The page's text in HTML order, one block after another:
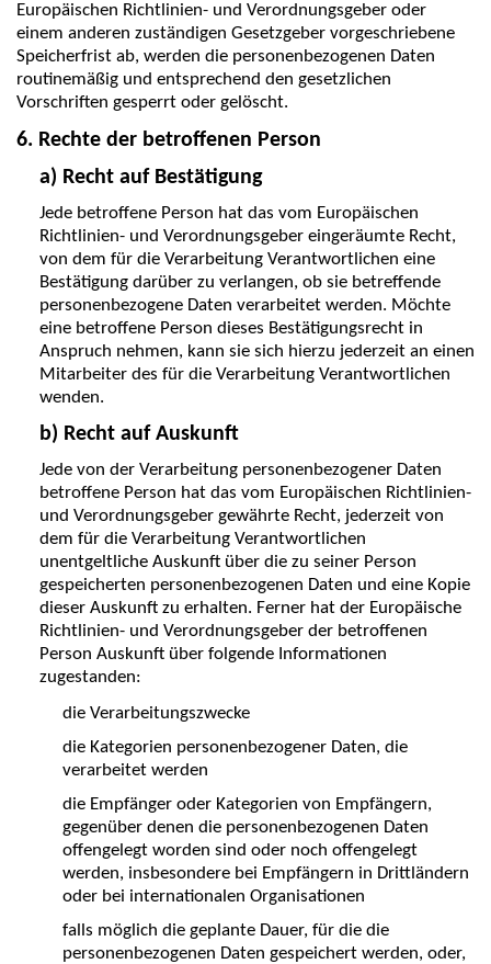
Europäischen Richtlinien- und Verordnungsgeber oder
einem anderen zuständigen Gesetzgeber vorgeschriebene
Speicherfrist ab, werden die personenbezogenen Daten
routinemäßig und entsprechend den gesetzlichen
Vorschriften gesperrt oder gelöscht.
6. Rechte der betroffenen Person
a) Recht auf Bestätigung
Jede betroffene Person hat das vom Europäischen
Richtlinien- und Verordnungsgeber eingeräumte Recht,
von dem für die Verarbeitung Verantwortlichen eine
Bestätigung darüber zu verlangen, ob sie betreffende
personenbezogene Daten verarbeitet werden. Möchte
eine betroffene Person dieses Bestätigungsrecht in
Anspruch nehmen, kann sie sich hierzu jederzeit an einen
Mitarbeiter des für die Verarbeitung Verantwortlichen
wenden.
b) Recht auf Auskunft
Jede von der Verarbeitung personenbezogener Daten
betroffene Person hat das vom Europäischen Richtlinien-
und Verordnungsgeber gewährte Recht, jederzeit von
dem für die Verarbeitung Verantwortlichen
unentgeltliche Auskunft über die zu seiner Person
gespeicherten personenbezogenen Daten und eine Kopie
dieser Auskunft zu erhalten. Ferner hat der Europäische
Richtlinien- und Verordnungsgeber der betroffenen
Person Auskunft über folgende Informationen
zugestanden:
die Verarbeitungszwecke
die Kategorien personenbezogener Daten, die
verarbeitet werden
die Empfänger oder Kategorien von Empfängern,
gegenüber denen die personenbezogenen Daten
offengelegt worden sind oder noch offengelegt
werden, insbesondere bei Empfängern in Drittländern
oder bei internationalen Organisationen
falls möglich die geplante Dauer, für die die
personenbezogenen Daten gespeichert werden, oder,